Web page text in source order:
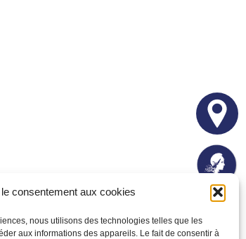
consentement aux cookies
nous utilisons des technologies telles que les
aux informations des appareils. Le fait de consentir à